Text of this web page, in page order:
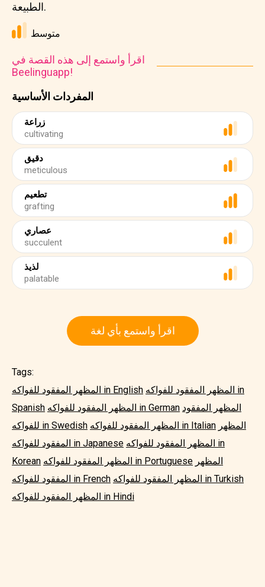
المفردات الأساسية
زراعة
cultivating
دقيق
meticulous
تطعيم
grafting
عصاري
succulent
لذيذ
palatable
الطبيعة.
متوسط
اقرأ واستمع إلى هذه القصة في
Beelinguapp!
اقرأ واستمع بأي لغة
Tags:
المظهر المفقود للفواكه in English المظهر المفقود للفواكه in
Spanish
المظهر المفقود للفواكه in German المظهر المفقود
للفواكه in Swedish
المظهر المفقود للفواكه in Italian المظهر
المفقود للفواكه in Japanese المظهر المفقود للفواكه in
Korean
المظهر المفقود للفواكه in Portuguese المظهر
المفقود للفواكه in French
المظهر المفقود للفواكه in Turkish
المظهر المفقود للفواكه in Hindi